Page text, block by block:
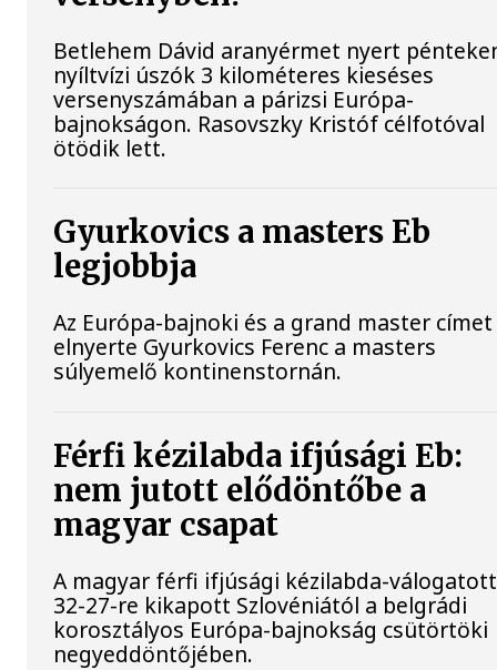
Betlehem Dávid aranyérmet nyert
nyíltvízi úszók 3 kilométeres kieséses
versenyszámában a párizsi Európa-
bajnokságon. Rasovszky Kristóf célfotóval
ötödik lett.
Gyurkovics a masters Eb
legjobbja
Az Európa-bajnoki és a grand master
elnyerte Gyurkovics Ferenc a masters
súlyemelő kontinenstornán.
Férfi kézilabda ifjúsági Eb:
nem jutott elődöntőbe a
magyar csapat
A magyar férfi ifjúsági kézilabda-válogatott
32-27-re kikapott Szlovéniától a belgrádi
korosztályos Európa-bajnokság csütörtöki
negyeddöntőjében.